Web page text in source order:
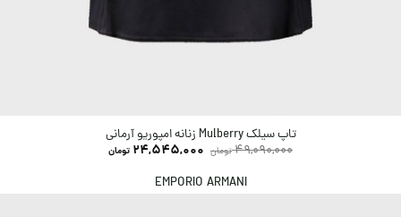
تاپ سیلک Mulberry زنانه امپوریو آرمانی
49,090,000 تومان 24,545,000 تومان
EMPORIO ARMANI